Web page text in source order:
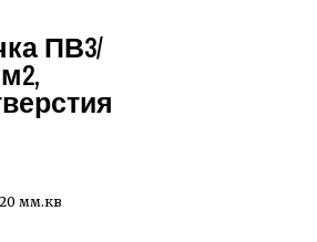
ПВ3/
мм.кв